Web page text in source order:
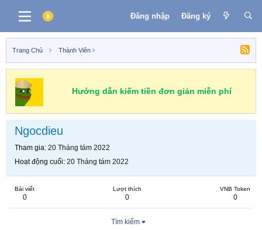
Đăng nhập Đăng ký
Trang Chủ Thành Viên
Hướng dẫn kiếm tiền đơn giản miễn phí
Ngocdieu
Tham gia 20 Tháng tám 2022
Hoạt động cuối 20 Tháng tám 2022
Bài viết
0
Lượt thích
0
VNB Token
0
Tìm kiếm